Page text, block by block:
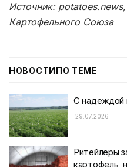
Источник:
Картофельного Союза
НОВОСТИПО ТЕМЕ
С надеждой
29.07.2026
Ритейлеры
картофель,